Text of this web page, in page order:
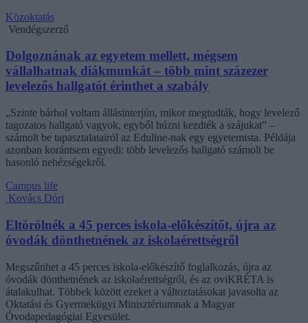
Közoktatás
Vendégszerző
Dolgoznának az egyetem mellett, mégsem
vállalhatnak diákmunkát – több mint százezer
levelezős hallgatót érinthet a szabály
„Szinte bárhol voltam állásinterjún, mikor megtudták, hogy levelező
tagozatos hallgató vagyok, egyből húzni kezdték a szájukat” –
számolt be tapasztalatairól az Eduline-nak egy egyetemista. Példája
azonban korántsem egyedi: több levelezős hallgató számolt be
hasonló nehézségekről.
Campus life
Kovács Dóri
Eltörölnék a 45 perces iskola-előkészítőt, újra az
óvodák dönthetnének az iskolaérettségről
Megszűnhet a 45 perces iskola-előkészítő foglalkozás, újra az
óvodák dönthetnének az iskolaérettségről, és az oviKRÉTA is
átalakulhat. Többek között ezeket a változtatásokat javasolta az
Oktatási és Gyermekügyi Minisztériumnak a Magyar
Óvodapedagógiai Egyesület.